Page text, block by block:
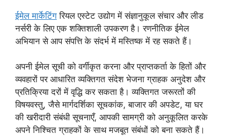
ईमेल मार्केटिंग रियल एस्टेट उद्योग में संज्ञानुकूल संचार और लीड
नर्सरी के लिए एक शक्तिशाली उपकरण है। रणनीतिक ईमेल
अभियान से आप संपत्ति के संदर्भ में मस्तिष्क में रह सकते हैं।
अपनी ईमेल सूची को वर्गीकृत करना और प्राप्तकर्ता के हितों और
व्यवहारों पर आधारित व्यक्तिगत संदेश भेजना ग्राहक अनुदेश और
प्रतिक्रिया दरों में वृद्धि कर सकता है। व्यक्तिगत जरूरतों की
विषयवस्तु, जैसे मार्गदर्शिका सूचकांक, बाजार की अपडेट, या घर
की खरीदारी संबंधी सूचनाएँ, आपकी सामग्री को अनुकूलित करके
अपने निश्चित ग्राहकों के साथ मजबूत संबंधों को बना सकते हैं।